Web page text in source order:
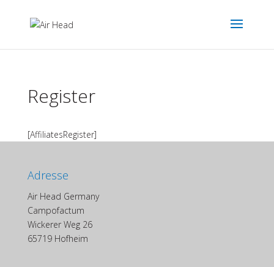
Register
[AffiliatesRegister]
Adresse
Air Head Germany
Campofactum
Wickerer Weg 26
65719 Hofheim